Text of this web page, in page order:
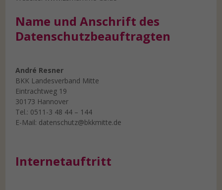
Name und Anschrift des
Datenschutzbeauftragten
André Resner
BKK Landesverband Mitte
Eintrachtweg 19
30173 Hannover
Tel.: 0511-3 48 44 – 144
E-Mail: datenschutz@bkkmitte.de
Internetauftritt
Datenschutzerklärung
Hier finden Sie eine Übersicht über alle verwendeten Cookies. Sie
können Ihre Einwilligung zu ganzen Kategorien geben oder sich
Alle akzeptieren
Nur essenzielle Cookies akzeptieren
Zurück
Essenzielle Cookies ermöglichen grundlegende Funktionen und sind